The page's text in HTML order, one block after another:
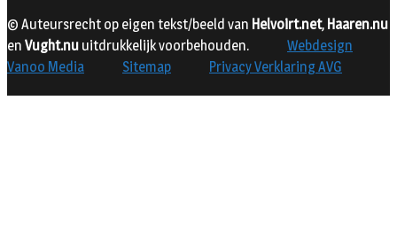
© Auteursrecht op eigen tekst/beeld van Helvoirt.net, Haaren.nu
en Vught.nu uitdrukkelijk voorbehouden.
Webdesign
Vanoo Media
Sitemap Privacy Verklaring AVG